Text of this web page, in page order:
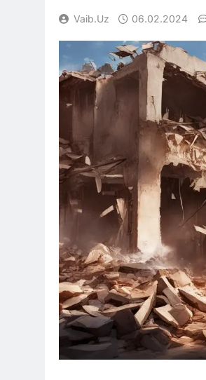
Vaib.uz 06.02.2024